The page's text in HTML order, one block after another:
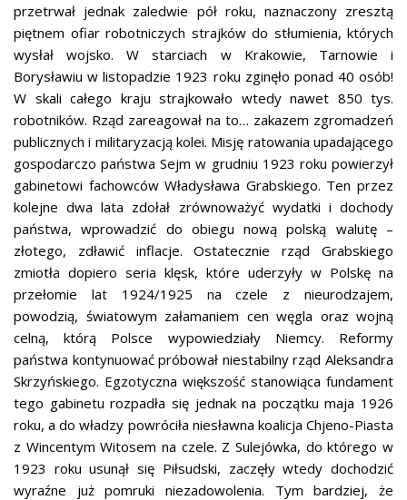
przetrwał jednak zaledwie pół roku, naznaczony zresztą
piętnem ofiar robotniczych strajków do stłumienia, których
wysłał wojsko. W starciach w Krakowie, Tarnowie i
Borysławiu w listopadzie 1923 roku zginęło ponad 40 osób!
W skali całego kraju strajkowało wtedy nawet 850 tys.
robotników. Rząd zareagował na to… zakazem zgromadzeń
publicznych i militaryzacją kolei. Misję ratowania upadającego
gospodarczo państwa Sejm w grudniu 1923 roku powierzył
gabinetowi fachowców Władysława Grabskiego. Ten przez
kolejne dwa lata zdołał zrównoważyć wydatki i dochody
państwa, wprowadzić do obiegu nową polską walutę –
złotego, zdławić inflacje. Ostatecznie rząd Grabskiego
zmiotła dopiero seria klęsk, które uderzyły w Polskę na
przełomie lat 1924/1925 na czele z nieurodzajem,
powodzią, światowym załamaniem cen węgla oraz wojną
celną, którą Polsce wypowiedziały Niemcy. Reformy
państwa kontynuować próbował niestabilny rząd Aleksandra
Skrzyńskiego. Egzotyczna większość stanowiąca fundament
tego gabinetu rozpadła się jednak na początku maja 1926
roku, a do władzy powróciła niesławna koalicja Chjeno-Piasta
z Wincentym Witosem na czele. Z Sulejówka, do którego w
1923 roku usunął się Piłsudski, zaczęły wtedy dochodzić
wyraźne już pomruki niezadowolenia. Tym bardziej, że